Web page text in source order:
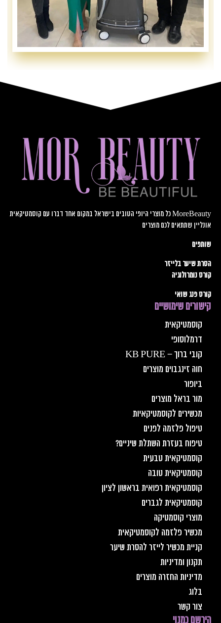
MoreBeauty כל מוצרי היופי הטובים בישראל במקום אחד דברו עם קוסמטיקאית
אונליין שתתאים לכם מוצרים
שותפים
הסרת שיער בלייזר
קורס נומרולוגיה
קורס פנג שואי
קישורים שימושיים
קוסמטיקאית
דרמלוסופי
קובי ברוך – KB PURE
חוה זינגבוים מוצרים
ביופור
מור בראל מוצרים
מכשירים לקוסמטיקאיות
טיפול פלזמה לפנים
טיפוח בעזרת השתלת שיניים?
קוסמטיקאית טבעית
קוסמטיקאית טובה
קוסמטיקאית רפואית בראשון לציון
קוסמטיקאית לגברים
מוצרי קוסמטיקה
מכשיר פלזמה לקוסמטיקאית
קניית מכשיר לייזר להסרת שיער
תקנון ומדיניות
מדיניות החזרה מוצרים
בלוג
צור קשר